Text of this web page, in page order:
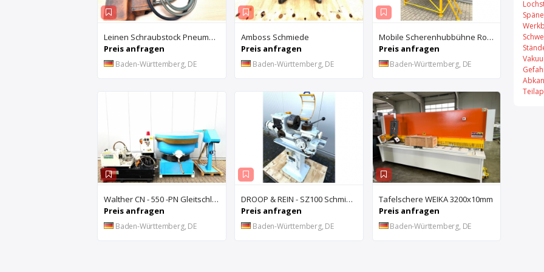
Leinen Schraubstock Pneumatisch
Preis anfragen
Baden-Württemberg, DE
Amboss Schmiede
Preis anfragen
Baden-Württemberg, DE
Mobile Scherenhubbühne Rothe Benkmann
Preis anfragen
Baden-Württemberg, DE
Walther CN - 550 -PN Gleitschleifanlage u. Rösler Z300 Turbo Floc Zentrifuge
Preis anfragen
Baden-Württemberg, DE
DROOP & REIN - SZ100 Schmiernutenziehmaschine
Preis anfragen
Baden-Württemberg, DE
Tafelschere WEIKA 3200x10mm
Preis anfragen
Baden-Württemberg, DE